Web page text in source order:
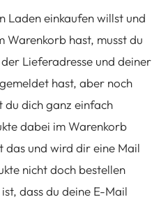
Laden einkaufen willst und
Warenkorb hast, musst du
Lieferadresse und deiner
hast, aber noch
du dich ganz einfach
dabei im Warenkorb
das und wird dir eine Mail
nicht doch bestellen
dass du deine E-Mail